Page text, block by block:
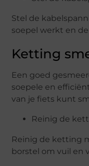
Stel de
soepel werkt en
Ketting
Een goed
soepele en
van je fiets kunt
Reinig de
Reinig de ketting
borstel om vuil en